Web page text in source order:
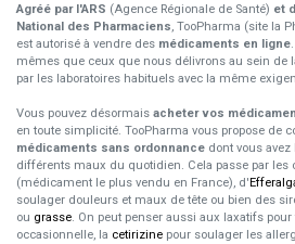
Agréé par l'ARS (Agence Régionale de Santé) et
National des Pharmaciens, TooPharma (site la
est autorisé à vendre des médicaments en ligne
mêmes que ceux que nous délivrons au sein de
par les laboratoires habituels avec la même
Vous pouvez désormais acheter vos
en toute simplicité. TooPharma vous propose de
médicaments sans ordonnance dont vous
différents maux du quotidien. Cela passe par les
(médicament le plus vendu en France), d'
soulager douleurs et maux de tête ou bien des
ou grasse. On peut penser aussi aux laxatifs pour
occasionnelle, la cetirizine pour soulager les